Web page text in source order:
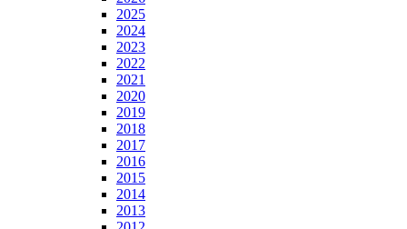
2025
2024
2023
2022
2021
2020
2019
2018
2017
2016
2015
2014
2013